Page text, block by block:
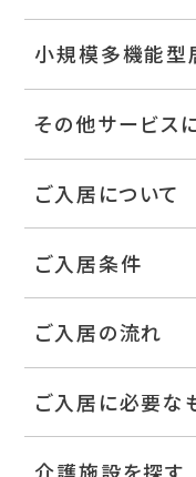
小規模多機能型
その他サービス
ご入居について
ご入居条件
ご入居の流れ
ご入居に必要な
介護施設を探す